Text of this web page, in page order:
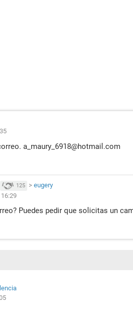
a_maury_6918@hotmail.com
125 > eugery
Puedes pedir que solicitas un